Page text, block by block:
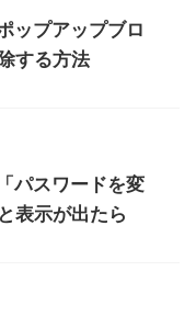
ップアップブロ
する方法
パスワードを変
表示が出たら